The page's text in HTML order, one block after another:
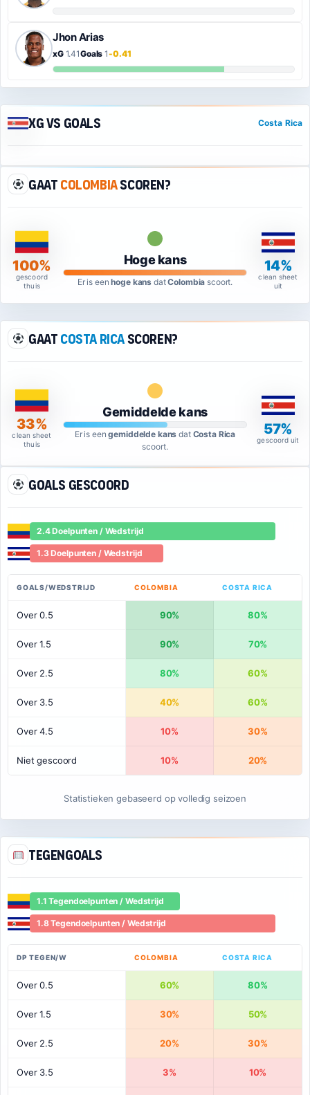
Jhon Arias
xG1.41Goals 1-0.41
xG vs Goals Costa Rica
GaatColombiascoren?
100%
gescoord
thuis
Hoge kans
Er is eenhoge kans datColombia scoort.
14%
clean sheet
uit
GaatCosta Ricascoren?
33%
clean sheet
thuis
Gemiddelde kans
Er is eengemiddelde kans dat Costa Rica
scoort.
57%
gescoord uit
Goals gescoord
2.4 Doelpunten / Wedstrijd
1.3 Doelpunten / Wedstrijd
GOALS/WEDSTRIJD COLOMBIA COSTA RICA
Over 0.5 90% 80%
Over 1.5 90% 70%
Over 2.5 80% 60%
Over 3.5 40% 60%
Over 4.5 10% 30%
Niet gescoord 10% 20%
Statistieken gebaseerd op volledig seizoen
Tegengoals
1.1 Tegendoelpunten / Wedstrijd
1.8 Tegendoelpunten / Wedstrijd
DP TEGEN/W COLOMBIA COSTA RICA
Over 0.5 60% 80%
Over 1.5 30% 50%
Over 2.5 20% 30%
Over 3.5 3% 10%